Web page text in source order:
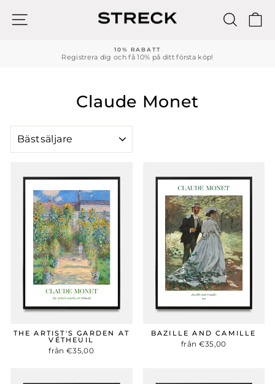
innehållet
WEBBPLATSNAVIGERING SÖK
Pausa
10% RABATT
Registrera dig och få 10% på ditt första köp!
Claude Monet
SORTERA
THE ARTIST'S GARDEN AT
VÉTHEUIL
från €35,00
BAZILLE AND CAMILLE
från €35,00